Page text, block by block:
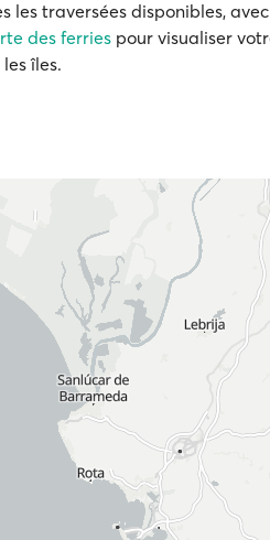
les traversées disponibles,
des ferries pour visualiser
îles.